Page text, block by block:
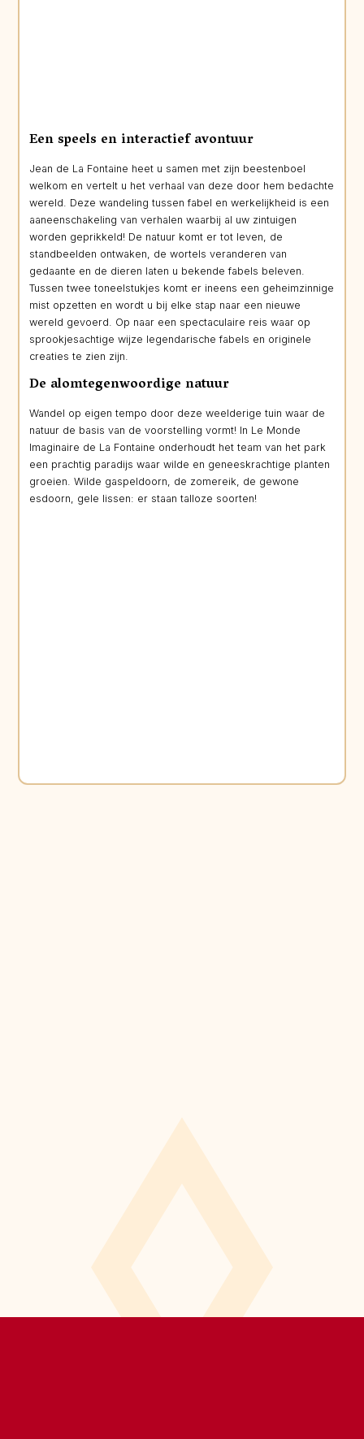
Een speels en interactief avontuur
Jean de La Fontaine heet u samen met zijn beestenboel
welkom en vertelt u het verhaal van deze door hem bedachte
wereld. Deze wandeling tussen fabel en werkelijkheid is een
aaneenschakeling van verhalen waarbij al uw zintuigen
worden geprikkeld! De natuur komt er tot leven, de
standbeelden ontwaken, de wortels veranderen van
gedaante en de dieren laten u bekende fabels beleven.
Tussen twee toneelstukjes komt er ineens een geheimzinnige
mist opzetten en wordt u bij elke stap naar een nieuwe
wereld gevoerd. Op naar een spectaculaire reis waar op
sprookjesachtige wijze legendarische fabels en originele
creaties te zien zijn.
De alomtegenwoordige natuur
Wandel op eigen tempo door deze weelderige tuin waar de
natuur de basis van de voorstelling vormt! In Le Monde
Imaginaire de La Fontaine onderhoudt het team van het park
een prachtig paradijs waar wilde en geneeskrachtige planten
groeien. Wilde gaspeldoorn, de zomereik, de gewone
esdoorn, gele lissen: er staan talloze soorten!